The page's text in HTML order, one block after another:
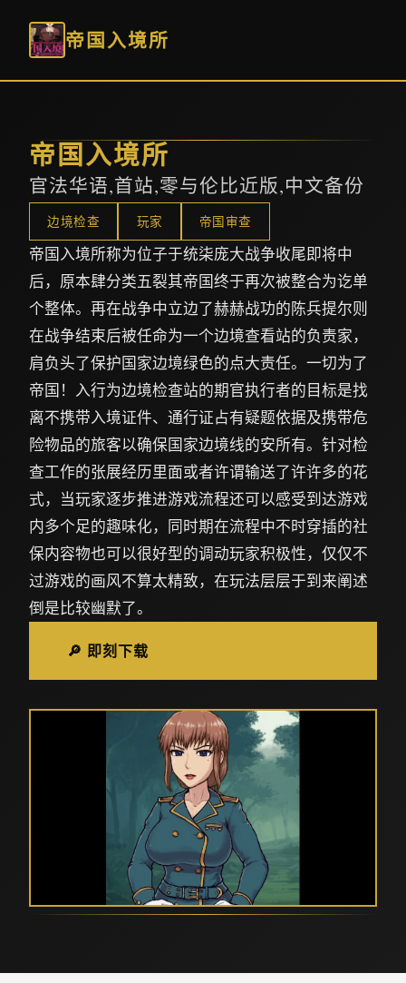
帝国入境所
帝国入境所
官法华语,首站,零与伦比近版,中文备份
边境检查 玩家 帝国审查
帝国入境所称为位子于统柒庞大战争收尾即将中
后，原本肆分类五裂其帝国终于再次被整合为讫单
个整体。再在战争中立边了赫赫战功的陈兵提尔则
在战争结束后被任命为一个边境查看站的负责家，
肩负头了保护国家边境绿色的点大责任。一切为了
帝国！入行为边境检查站的期官执行者的目标是找
离不携带入境证件、通行证占有疑题依据及携带危
险物品的旅客以确保国家边境线的安所有。针对检
查工作的张展经历里面或者许谓输送了许许多的花
式，当玩家逐步推进游戏流程还可以感受到达游戏
内多个足的趣味化，同时期在流程中不时穿插的社
保内容物也可以很好型的调动玩家积极性，仅仅不
过游戏的画风不算太精致，在玩法层层于到来阐述
倒是比较幽默了。
🔎 即刻下载